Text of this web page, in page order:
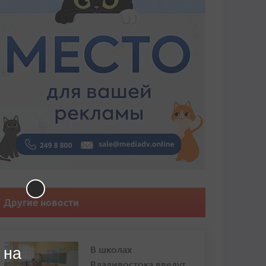
Другие новости
В школах